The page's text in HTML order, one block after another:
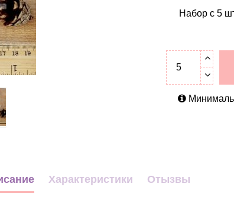
Набор с 5
Характеристики Отызвы